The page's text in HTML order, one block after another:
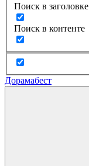
Поиск в заголовке
Поиск в контенте
Дорамабест